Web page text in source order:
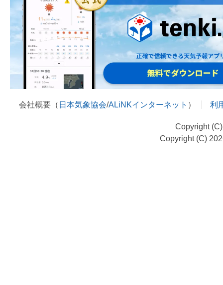
会社概要（ 日本気象協会/ALiNKインターネット ） 利
Copyright
Copyright (C)